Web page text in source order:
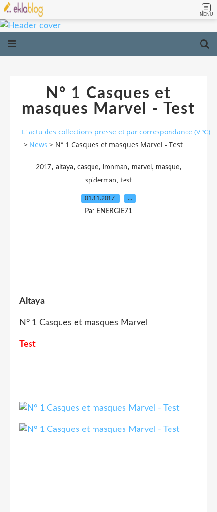
MENU
N° 1 Casques et
masques Marvel - Test
L' actu des collections presse et par correspondance (VPC)
> News > N° 1 Casques et masques Marvel - Test
2017, altaya, casque, ironman, marvel , masque,
spiderman, test
01.11.2017 …
Par ENERGIE71
Altaya
N° 1 Casques et masques Marvel
Test